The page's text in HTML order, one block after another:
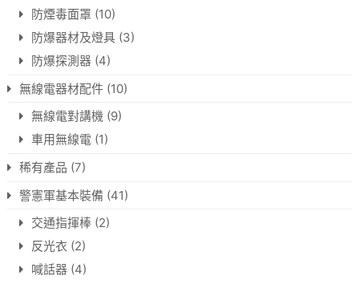
防煙毒面罩 (10)
防爆器材及燈具 (3)
防爆探測器 (4)
無線電器材配件 (10)
無線電對講機 (9)
車用無線電 (1)
稀有產品 (7)
警憲軍基本裝備 (41)
交通指揮棒 (2)
反光衣 (2)
喊話器 (4)